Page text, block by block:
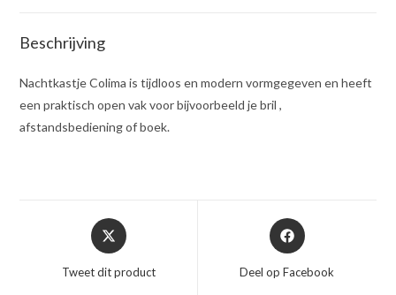
Beschrijving
Nachtkastje Colima is tijdloos en modern vormgegeven en heeft
een praktisch open vak voor bijvoorbeeld je bril ,
afstandsbediening of boek.
Opent
in
nieuw
Tweet dit product
Opent
in
nieuw
Deel op Facebook